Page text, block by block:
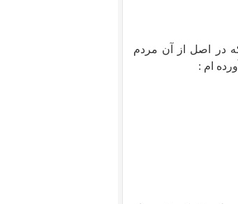
در اصل از آن مردم
ام :